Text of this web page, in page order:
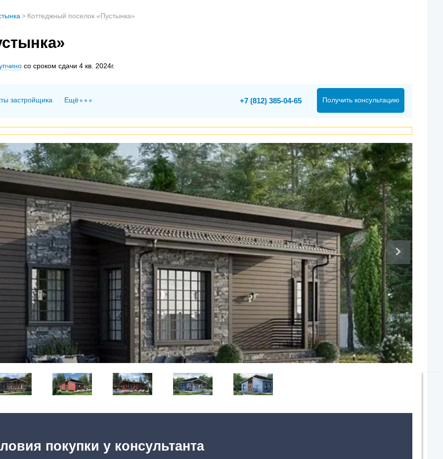
> Коттеджный поселок «Пустынка»
со сроком сдачи 4 кв. 2024г.
застройщика Ещё Получить консультацию
+7 (812) 385-04-65
покупки у консультанта